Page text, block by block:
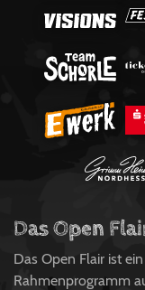
Das Open
Das Open Flair ist
Rahmenprogramm